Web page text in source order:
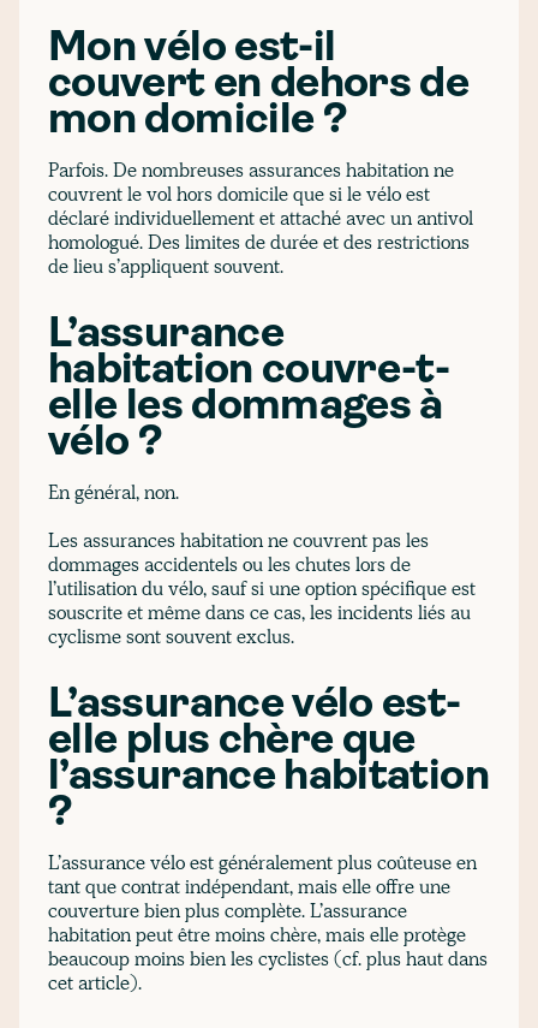
Mon vélo est-il
couvert en dehors de
mon domicile ?
Parfois. De nombreuses assurances habitation ne
couvrent le vol hors domicile que si le vélo est
déclaré individuellement et attaché avec un antivol
homologué. Des limites de durée et des restrictions
de lieu s’appliquent souvent.
L’assurance
habitation couvre-t-
elle les dommages à
vélo ?
En général, non.
Les assurances habitation ne couvrent pas les
dommages accidentels ou les chutes lors de
l’utilisation du vélo, sauf si une option spécifique est
souscrite et même dans ce cas, les incidents liés au
cyclisme sont souvent exclus.
L’assurance vélo est-
elle plus chère que
l’assurance habitation
?
L’assurance vélo est généralement plus coûteuse en
tant que contrat indépendant, mais elle offre une
couverture bien plus complète. L’assurance
habitation peut être moins chère, mais elle protège
beaucoup moins bien les cyclistes (cf. plus haut dans
cet article).